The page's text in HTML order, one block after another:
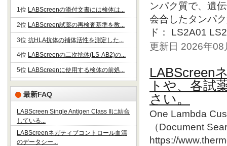
1位 LABScreenの添付文書には検体は...
2位 LABScreen試薬の再検査基準を教...
3位 抗HLA抗体の補体活性を測定した...
4位 LABScreenの二次抗体(LS-AB2)の...
5位 LABScreenに使用する検体の前処...
最新FAQ
LABScreen Single Antigen Class IIに結合
している...
LABScreenネガティブコントロール血清
のデータシー...
ンパク質で、遺
会合したタンパ
ド： LS2A01
更新日 2026年
LABScreen
トや、各試
さい。
One Lambda
（Document
https://